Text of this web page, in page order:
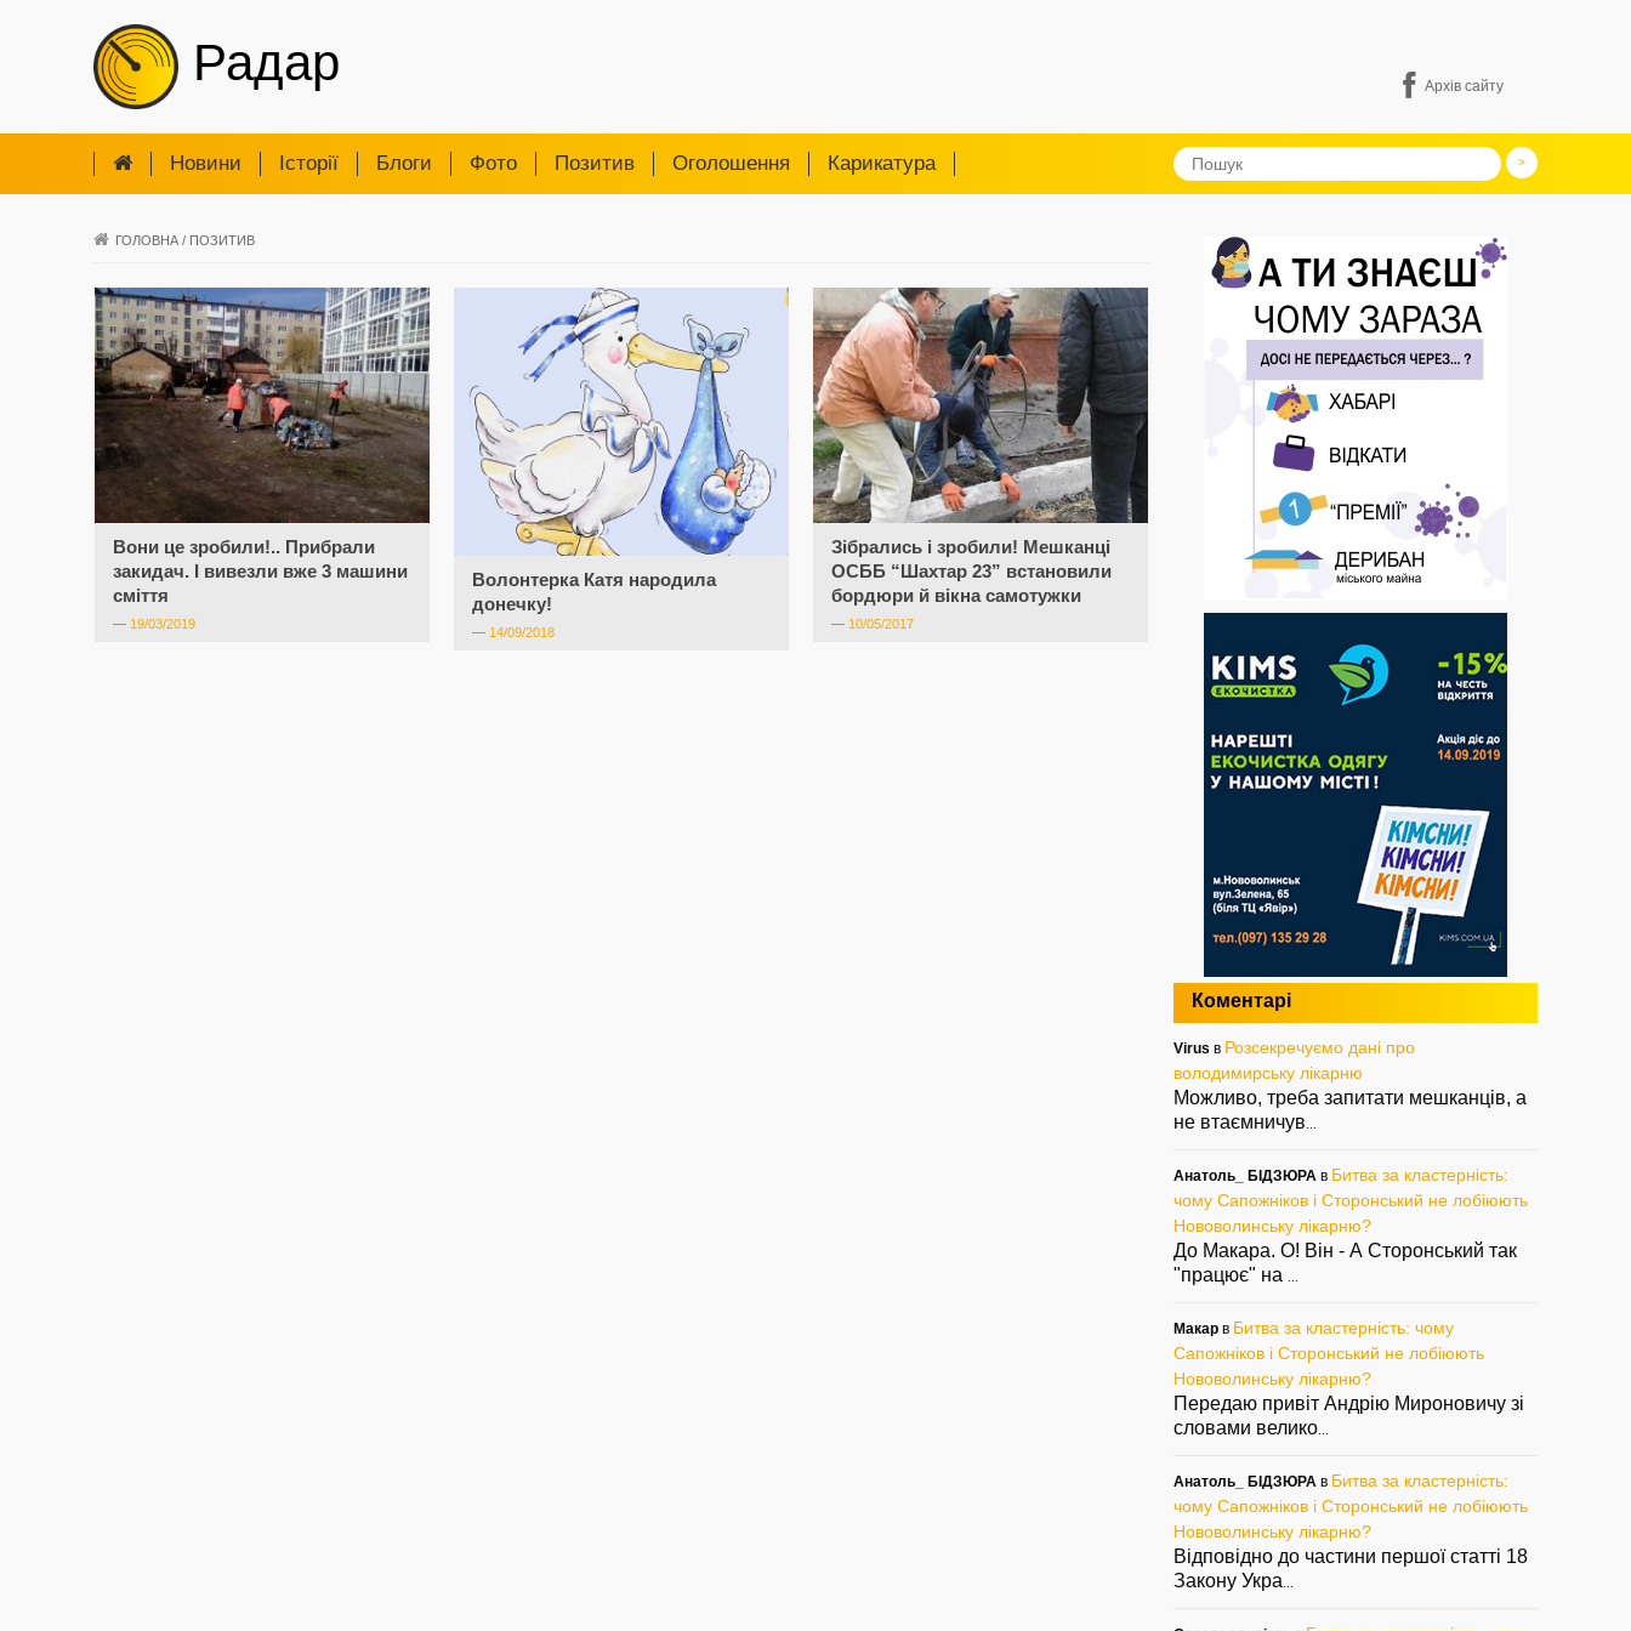
Радар Архів сайту
Новини Iсторії Блоги Фото Позитив Оголошення Карикатура
ГОЛОВНА / ПОЗИТИВ
Вони це зробили!.. Прибрали
закидач. І вивезли вже 3 машини
сміття
— 19/03/2019
Волонтерка Катя народила
донечку!
— 14/09/2018
Зібрались і зробили! Мешканці
ОСББ “Шахтар 23” встановили
бордюри й вікна самотужки
— 10/05/2017
Коментарі
Virus в Розсекречуємо дані про
володимирську лікарню
Можливо, треба запитати мешканців, а
не втаємничув
Анатоль_ БІДЗЮРА в Битва за кластерність:
чому Сапожніков і Сторонський не лобіюють
Нововолинську лікарню?
До Макара. О! Він - А Сторонський так
"працює" на
Макар в Битва за кластерність: чому
Сапожніков і Сторонський не лобіюють
Нововолинську лікарню?
Передаю привіт Андрію Мироновичу зі
словами велико
Анатоль_ БІДЗЮРА в Битва за кластерність:
чому Сапожніков і Сторонський не лобіюють
Нововолинську лікарню?
Відповідно до частини першої статті 18
Закону Укра